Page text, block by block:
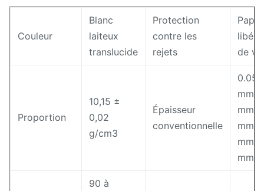
Couleur
Blanc
laiteux
translucide
Protection
contre les
rejets
de
Proportion
10,15 ±
0,02
g/cm3
Épaisseur
conventionnelle
0.05
mm
90 à